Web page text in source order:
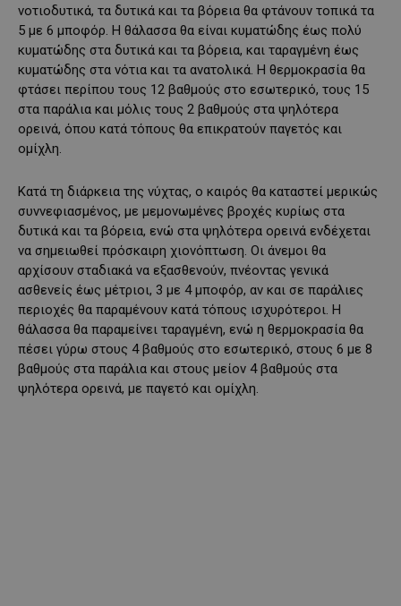
νοτιοδυτικά, τα δυτικά και τα βόρεια θα φτάνουν τοπικά τα
5 με 6 μποφόρ. Η θάλασσα θα είναι κυματώδης έως πολύ
κυματώδης στα δυτικά και τα βόρεια, και ταραγμένη έως
κυματώδης στα νότια και τα ανατολικά. Η θερμοκρασία θα
φτάσει περίπου τους 12 βαθμούς στο εσωτερικό, τους 15
στα παράλια και μόλις τους 2 βαθμούς στα ψηλότερα
ορεινά, όπου κατά τόπους θα επικρατούν παγετός και
ομίχλη.
Κατά τη διάρκεια της νύχτας, ο καιρός θα καταστεί μερικώς
συννεφιασμένος, με μεμονωμένες βροχές κυρίως στα
δυτικά και τα βόρεια, ενώ στα ψηλότερα ορεινά ενδέχεται
να σημειωθεί πρόσκαιρη χιονόπτωση. Οι άνεμοι θα
αρχίσουν σταδιακά να εξασθενούν, πνέοντας γενικά
ασθενείς έως μέτριοι, 3 με 4 μποφόρ, αν και σε παράλιες
περιοχές θα παραμένουν κατά τόπους ισχυρότεροι. Η
θάλασσα θα παραμείνει ταραγμένη, ενώ η θερμοκρασία θα
πέσει γύρω στους 4 βαθμούς στο εσωτερικό, στους 6 με 8
βαθμούς στα παράλια και στους μείον 4 βαθμούς στα
ψηλότερα ορεινά, με παγετό και ομίχλη.